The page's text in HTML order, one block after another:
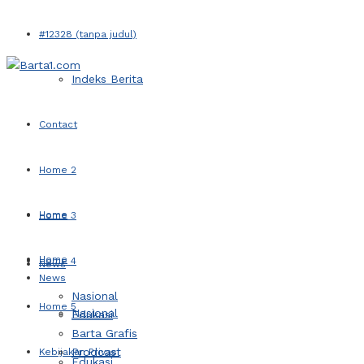
#12328 (tanpa judul)
Indeks Berita
Contact
Home 2
Home 3
Home 4
Home 5
Kebijakan Privasi
Home
News
Nasional
Home
News
Nasional
Edukasi
Barta Grafis
Prodcast